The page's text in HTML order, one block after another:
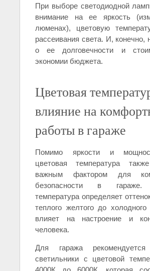
При выборе светодиодной
внимание на ее яркость
люменах), цветовую
рассеивания света. И, конечно,
о ее долговечности и
экономии бюджета.
Цветовая
влияние на
работы в гараже
Помимо яркости и
цветовая температура
важным фактором для
безопасности в гараже.
температура определяет
теплого желтого до
влияет на настроение и
человека.
Для гаража
светильники с цветовой